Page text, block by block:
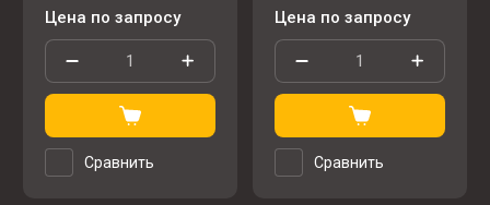
Цена по запросу
Сравнить
Цена по запросу
Сравнить